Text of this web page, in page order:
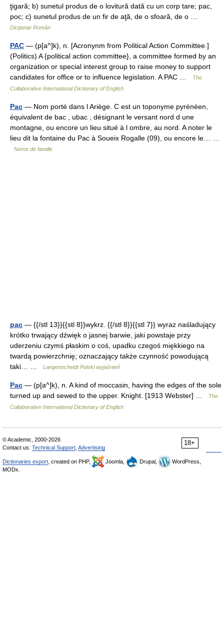
ţigară; b) sunetul produs de o lovitură dată cu un corp tare; pac,
poc; c) sunetul produs de un fir de aţă, de o sfoară, de o …
Dicționar Român
PAC — (p[a^]k), n. [Acronynm from Political Action Committee.]
(Politics) A {political action committee}, a committee formed by an
organization or special interest group to raise money to support
candidates for office or to influence legislation. A PAC …
The
Collaborative International Dictionary of English
Pac — Nom porté dans l Ariège. C est un toponyme pyrénéen,
équivalent de bac , ubac , désignant le versant nord d une
montagne, ou encore un lieu situé à l ombre, au nord. A noter le
lieu dit la fontaine du Pac à Soueix Rogalle (09), ou encore le… …
Noms de famille
pac — {{/stl 13}}{{stl 8}}wykrz. {{/stl 8}}{{stl 7}} wyraz naśladujący
krótko trwający dźwięk o jasnej barwie, jaki powstaje przy
uderzeniu czymś płaskim o coś, upadku czegoś miękkiego na
twardą powierzchnię; oznaczający także czynność powodującą
taki… …
Langenscheidt Polski wyjaśnień
Pac — (p[a^]k), n. A kind of moccasin, having the edges of the sole
turned up and sewed to the upper. Knight. [1913 Webster] …
The
Collaborative International Dictionary of English
18+
© Academic, 2000-2026
Contact us: Technical Support Advertising
Dictionaries export , created on PHP, Joomla, Drupal,
WordPress,
MODx.